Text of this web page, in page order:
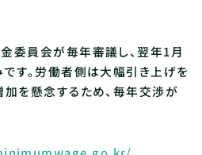
委員会が毎年審議し、翌年1月
す。労働者側は大幅引き上げを
を懸念するため、毎年交渉が